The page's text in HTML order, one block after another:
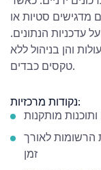
מדגישים סטיות או
עדכניות הנתונים.
והן בניהול ללא
טקסים כבדים.
נקודות מרכזיות:
מותקנות
הרשומות לאורך
זמן